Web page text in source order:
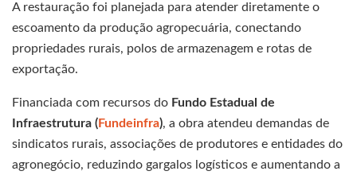
A restauração foi planejada para atender diretamente o
escoamento da produção agropecuária, conectando
propriedades rurais, polos de armazenagem e rotas de
exportação.
Financiada com recursos do Fundo Estadual de
Infraestrutura (Fundeinfra), a obra atendeu demandas de
sindicatos rurais, associações de produtores e entidades do
agronegócio, reduzindo gargalos logísticos e aumentando a